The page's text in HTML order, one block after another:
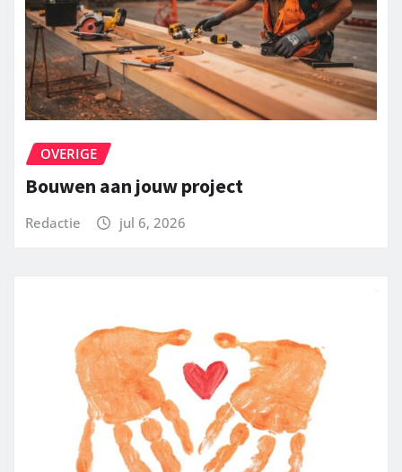
OVERIGE
Bouwen aan jouw project
Redactie jul 6, 2026